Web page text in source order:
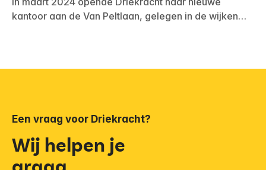
krijgt van o.a. Sanne, maatschappelijk ondersteuner
bij Driekracht.
kantoor aan de Van Peltlaan, gelegen in de wijken
Een vraag voor Driekracht?
Wij helpen je